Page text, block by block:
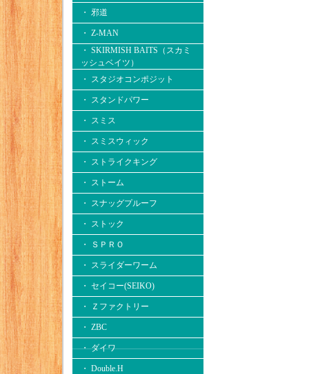
・ 邪道
・ Z-MAN
・ SKIRMISH BAITS（スカミ
ッシュベイツ）
・ スタジオコンポジット
・ スタンドパワー
・ スミス
・ スミスウィック
・ ストライクキング
・ ストーム
・ スナッグプルーフ
・ ストック
・ ＳＰＲＯ
・ スライダーワーム
・ セイコー(SEIKO)
・ Ｚファクトリー
・ ZBC
・ ダイワ
・ Double.H